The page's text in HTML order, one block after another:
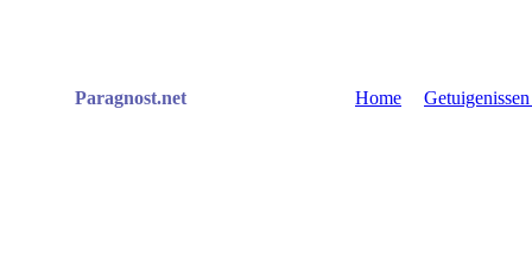
Paragnost.net Home